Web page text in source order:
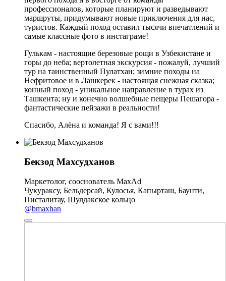
профессионалов, которые планируют и разведывают
маршруты, придумывают новые приключения для нас,
туристов. Каждый поход оставил тысячи впечатлений и
самые классные фото в инстаграме!
Гулькам - настоящие березовые рощи в Узбекистане и
горы до неба; вертолетная экскурсия - пожалуй, лучший
тур на таинственный Пулатхан; зимние походы на
Нефритовое и в Лашкерек - настоящая снежная сказка;
конный поход - уникальное направление в турах из
Ташкента; ну и конечно волшебные пещеры Пешагора -
фантастические пейзажи в реальности!
Спасибо, Алёна и команда! Я с вами!!!
Бекзод Махсудханов
Маркетолог, сооснователь MaxAd
Чукураксу, Бельдерсай, Кулосья, Капырташ, Баунти,
Писталитау, Шулдакское кольцо
@bmaxhan